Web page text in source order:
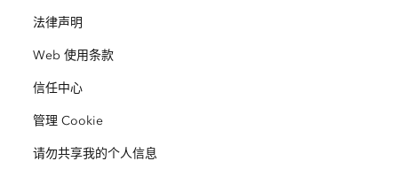
Esri Store
Esri Press
GIS 字典
业务行为准则
网站地图
教育
种族平等
法律声明
Web 使用条款
信任中心
管理 Cookie
请勿共享我的个人信息